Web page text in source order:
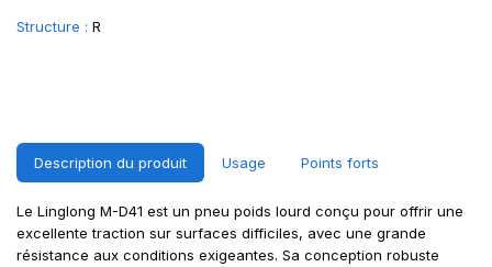
Structure : R
Description du produit Usage Points forts
Le Linglong M-D41 est un pneu poids lourd conçu pour offrir une
excellente traction sur surfaces difficiles, avec une grande
résistance aux conditions exigeantes. Sa conception robuste